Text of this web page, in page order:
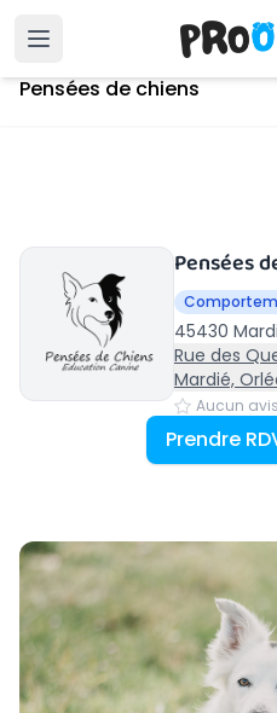
Accueil Pensées de
Pensées de chiens
Pensées
45430
Rue des
Mardié,
Aucun avis
Prendre